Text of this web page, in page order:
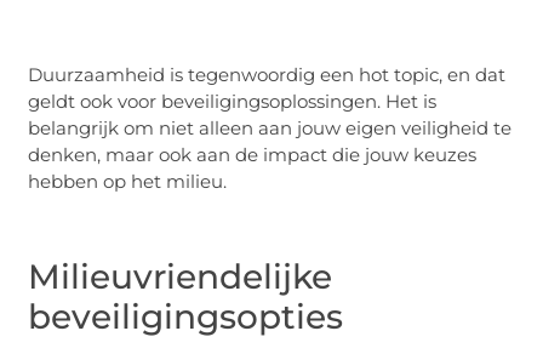
Duurzaamheid is tegenwoordig een hot topic, en dat
geldt ook voor beveiligingsoplossingen. Het is
belangrijk om niet alleen aan jouw eigen veiligheid te
denken, maar ook aan de impact die jouw keuzes
hebben op het milieu.
Milieuvriendelijke
beveiligingsopties